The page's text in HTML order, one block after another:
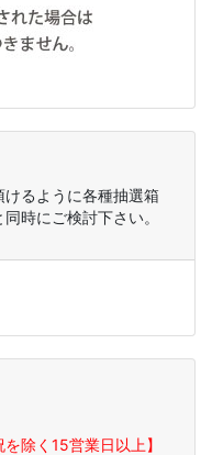
るように各種抽選箱
時にご検討下さい。
除く15営業日以上】